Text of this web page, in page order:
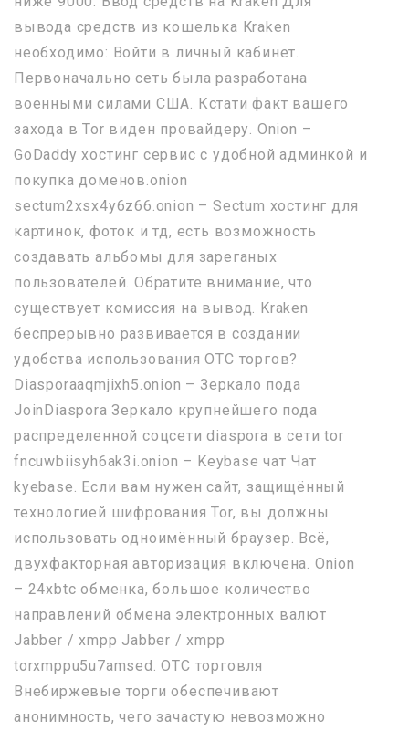
вывода средств из кошелька Kraken
необходимо: Войти в личный кабинет.
Первоначально сеть была разработана
военными силами США. Кстати факт вашего
захода в Tor виден провайдеру. Onion –
GoDaddy хостинг сервис с удобной админкой и
покупка доменов.onion
sectum2xsx4y6z66.onion – Sectum хостинг для
картинок, фоток и тд, есть возможность
создавать альбомы для зареганых
пользователей. Обратите внимание, что
существует комиссия на вывод. Kraken
беспрерывно развивается в создании
удобства использования OTC торгов?
Diasporaaqmjixh5.onion – Зеркало пода
JoinDiaspora Зеркало крупнейшего пода
распределенной соцсети diaspora в сети tor
fncuwbiisyh6ak3i.onion – Keybase чат Чат
kyebase. Если вам нужен сайт, защищённый
технологией шифрования Tor, вы должны
использовать одноимённый браузер. Всё,
двухфакторная авторизация включена. Onion
– 24xbtc обменка, большое количество
направлений обмена электронных валют
Jabber / xmpp Jabber / xmpp
torxmppu5u7amsed. OTC торговля
Внебиржевые торги обеспечивают
анонимность, чего зачастую невозможно